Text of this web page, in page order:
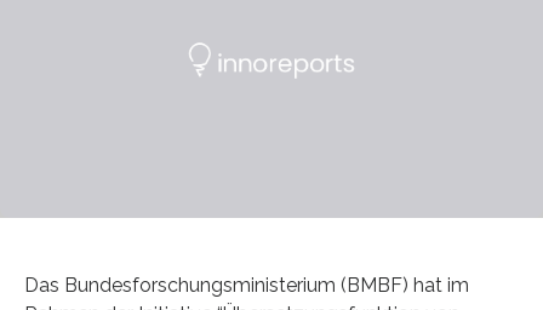
Das Bundesforschungsministerium (BMBF) hat im